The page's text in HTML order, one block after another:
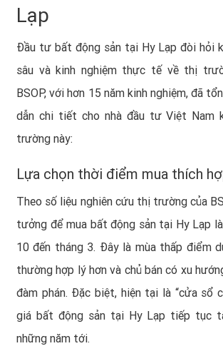
Lạp
Đầu tư bất động sản tại Hy Lạp đòi hỏi
sâu và kinh nghiệm thực tế về thị
BSOP, với hơn 15 năm kinh nghiệm, đã
dẫn chi tiết cho nhà đầu tư Việt Nam
trường này:
Lựa chọn thời điểm mua thích
Theo số liệu nghiên cứu thị trường của
tưởng để mua bất động sản tại Hy Lạp
10 đến tháng 3. Đây là mùa thấp điểm
thường hợp lý hơn và chủ bán có xu
đàm phán. Đặc biệt, hiện tại là “cửa sổ
giá bất động sản tại Hy Lạp tiếp tục
những năm tới.